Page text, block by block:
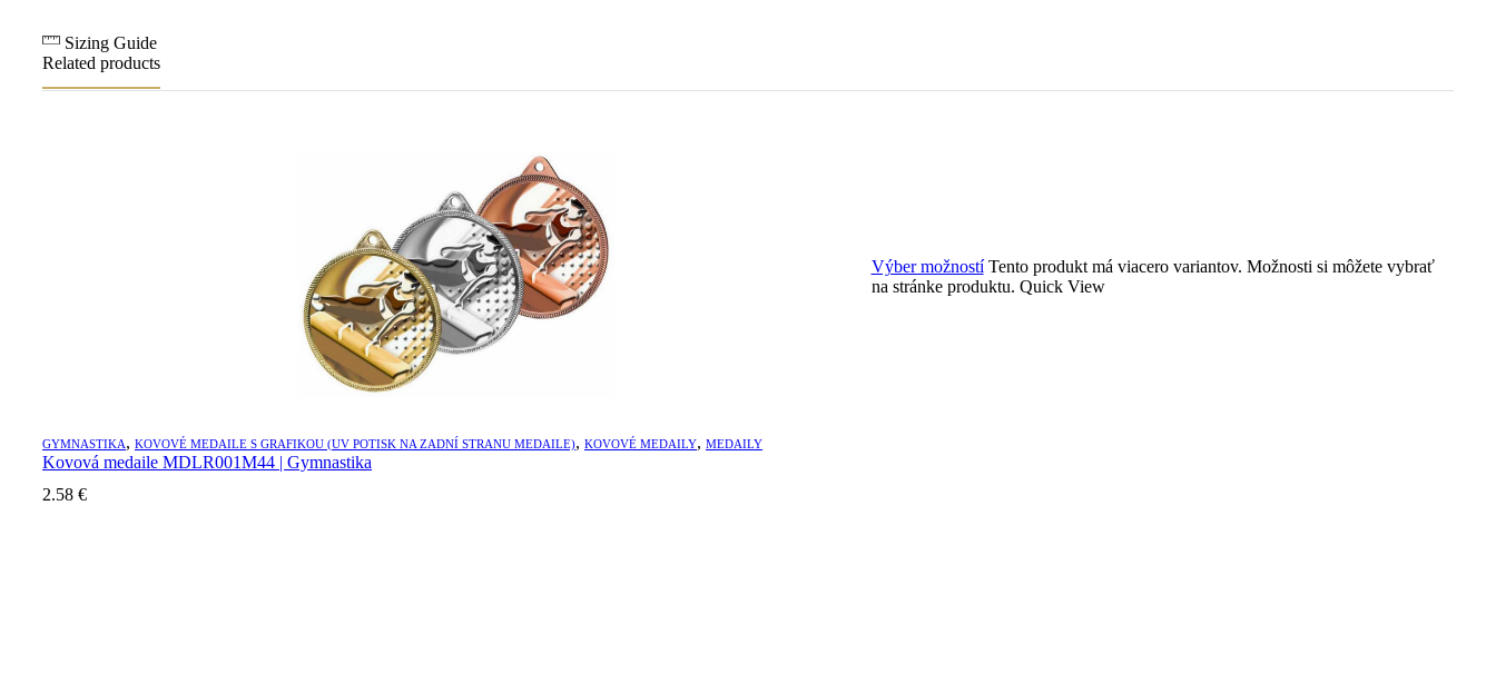
Sizing Guide
Related products
Výber možností Tento produkt má viacero variantov. Možnosti si môžete vybrať
na stránke produktu. Quick View
GYMNASTIKA, KOVOVÉ MEDAILE S GRAFIKOU (UV POTISK NA ZADNÍ STRANU MEDAILE), KOVOVÉ MEDAILY, MEDAILY
Kovová medaile MDLR001M44 | Gymnastika
2.58 €